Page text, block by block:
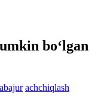
bo‘lgan
abajur achchiqlash